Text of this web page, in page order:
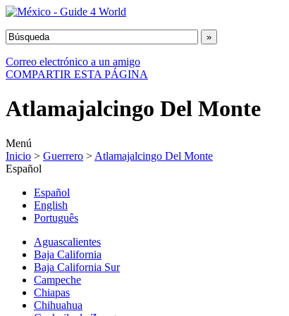
Correo electrónico a un amigo
COMPARTIR ESTA PÁGINA
Atlamajalcingo Del Monte
Menú
Inicio > Guerrero > Atlamajalcingo Del Monte
Español
Español
English
Português
Aguascalientes
Baja California
Baja California Sur
Campeche
Chiapas
Chihuahua